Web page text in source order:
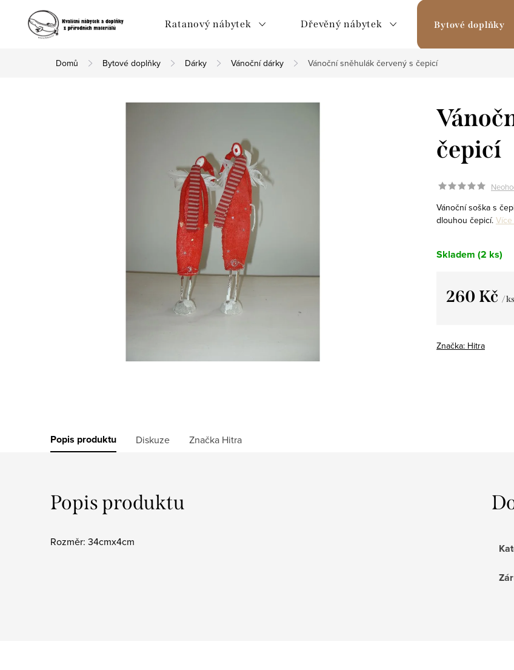
Ratanový nábytek Dřevěný nábytek Bytové doplňky
Domů Bytové doplňky Dárky Vánoční dárky Vánoční sněhulák červený s čepicí
čepicí
Vánoční soška s
dlouhou čepicí.
Skladem (2 ks)
260 Kč / ks
Značka: Hitra
Popis produktu Diskuze Značka Hitra
Popis produktu
Rozměr: 34cmx4cm